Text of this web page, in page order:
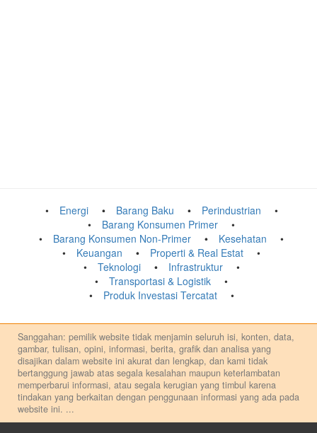
Energi Barang Baku
Perindustrian
Barang Konsumen Primer
Barang Konsumen Non-Primer
Kesehatan
Keuangan
Properti & Real Estat
Teknologi
Infrastruktur
Transportasi & Logistik
Produk Investasi Tercatat
Sanggahan: pemilik website tidak menjamin seluruh isi, konten, data,
gambar, tulisan, opini, informasi, berita, grafik dan analisa yang
disajikan dalam website ini akurat dan lengkap, dan kami tidak
bertanggung jawab atas segala kesalahan maupun keterlambatan
memperbarui informasi, atau segala kerugian yang timbul karena
tindakan yang berkaitan dengan penggunaan informasi yang ada pada
website ini. ...